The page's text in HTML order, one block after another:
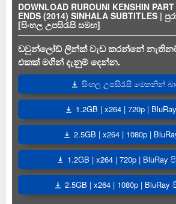
DOWNLOAD RUROUNI KENSHIN
ENDS (2014) SINHALA SUBTITLES |
[සිංහල උපසිරැසි සමඟ]
ඩවුන්ලෝඩ් ලින්ක් වැඩ කරන්නේ
එකක් මගින් දැනුම් දෙන්න.
සිංහල උපසිරැසි මෙතනින්
1.2GB | x264 | 720p |
2.5GB | x264 | 1080p |
1.2GB | x264 | 720p | BluRay
2.5GB | x264 | 1080p | BluRay